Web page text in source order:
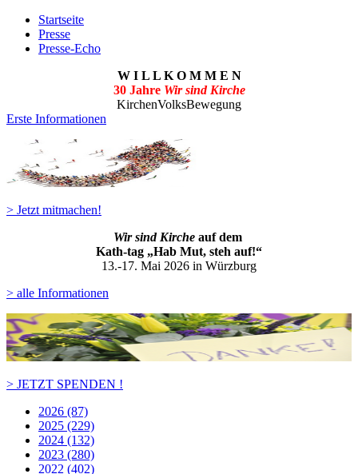
Startseite
Presse
Presse-Echo
W I L L K O M M E N
30 Jahre Wir sind Kirche
KirchenVolksBewegung
Erste Informationen
> Jetzt mitmachen!
Wir sind Kirche auf dem
Kath-tag „Hab Mut, steh auf!“
13.-17. Mai 2026 in Würzburg
> alle Informationen
> JETZT SPENDEN !
2026 (87)
2025 (229)
2024 (132)
2023 (280)
2022 (402)